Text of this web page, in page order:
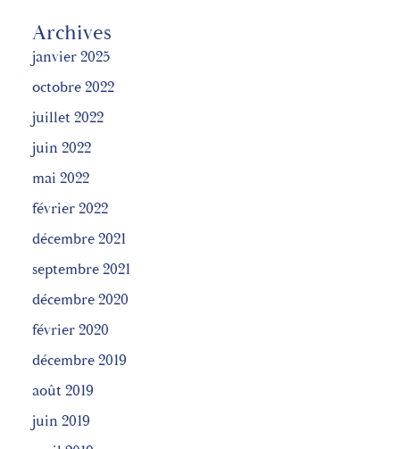
Archives
janvier 2025
octobre 2022
juillet 2022
juin 2022
mai 2022
février 2022
décembre 2021
septembre 2021
décembre 2020
février 2020
décembre 2019
août 2019
juin 2019